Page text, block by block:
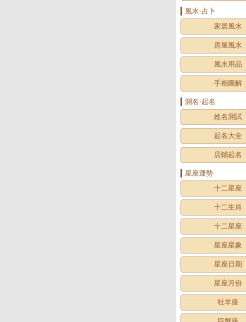
風水·占卜
家居風水
房屋風水
風水用品
手相圖解
測名·起名
姓名測試
起名大全
店鋪起名
星座運勢
十二星座
十二生肖
十二星座
星座星象
星座日期
星座月份
牡羊座